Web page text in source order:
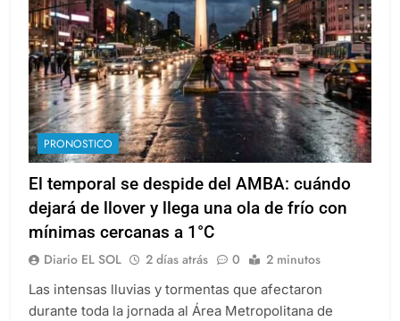
PRONOSTICO
El temporal se despide del AMBA: cuándo
dejará de llover y llega una ola de frío con
mínimas cercanas a 1°C
Diario EL SOL 2 días atrás 0 2 minutos
Las intensas lluvias y tormentas que afectaron
durante toda la jornada al Área Metropolitana de